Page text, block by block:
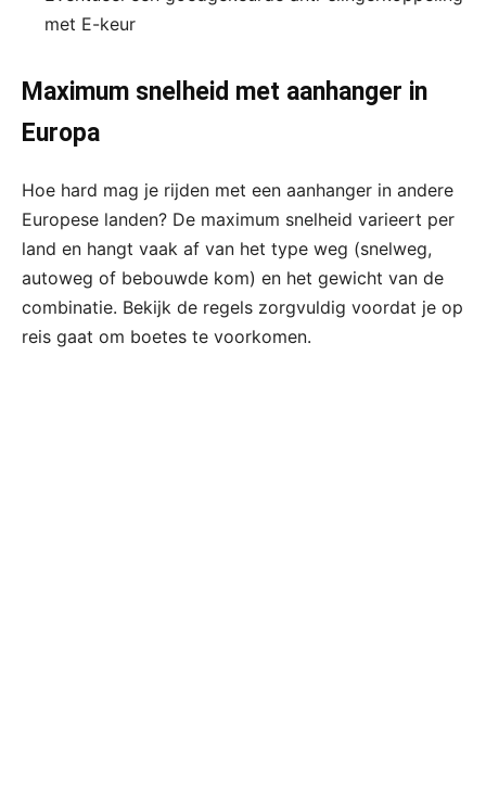
met E-keur
Maximum snelheid met aanhanger in
Europa
Hoe hard mag je rijden met een aanhanger in andere
Europese landen? De maximum snelheid varieert per
land en hangt vaak af van het type weg (snelweg,
autoweg of bebouwde kom) en het gewicht van de
combinatie. Bekijk de regels zorgvuldig voordat je op
reis gaat om boetes te voorkomen.